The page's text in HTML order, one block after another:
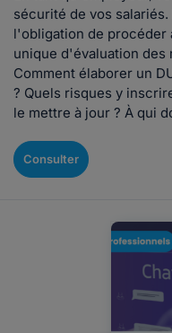
sécurité de vos
l'obligation de procéder
unique d'évaluation des
Comment élaborer un
? Quels risques y
le mettre à jour ? À qui
Consulter